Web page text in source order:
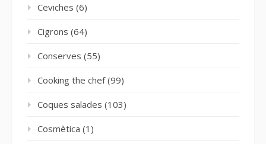
Ceviches (6)
Cigrons (64)
Conserves (55)
Cooking the chef(99)
Coques salades (103)
Cosmètica (1)